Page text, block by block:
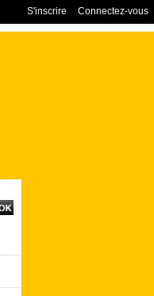
Connectez-vous
S'inscrire